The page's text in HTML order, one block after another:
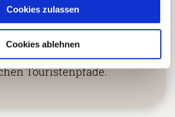
Cookies zulassen
Cookies ablehnenund authentische
abseits der
Touristenpfade.